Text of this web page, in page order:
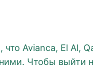
что Avianca, El Al,
Чтобы выйти